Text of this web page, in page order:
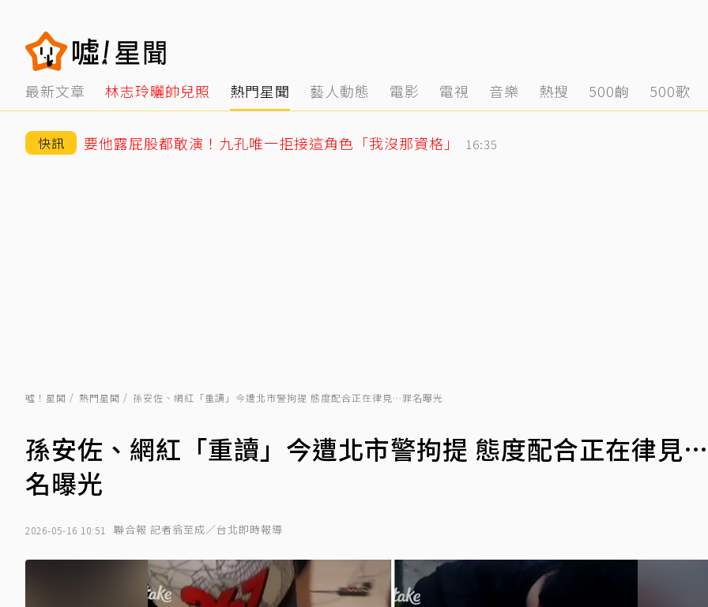
最新文章 林志玲曬帥兒照 熱門星聞 藝人動態 電影 電視 音樂 熱搜 500齣 500歌
快訊 要他露屁股都敢演！九孔唯一拒接這角色「我沒那資格」 16:35
噓！星聞 熱門星聞 孫安佐、網紅「重讀」今遭北市警拘提 態度配合正在律見…罪名曝光
孫安佐、網紅「重讀」今遭北市警拘提 態度配合正在律見
名曝光
2026-05-16 10:51 聯合報 記者翁至成／台北即時報導